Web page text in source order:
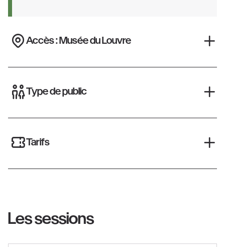
Accès : Musée du Louvre
Type de public
Tarifs
Les sessions